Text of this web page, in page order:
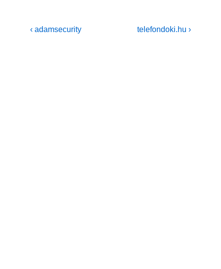
Bejegyzés
Previous
‹ adamsecurity
Next
telefondoki.hu ›